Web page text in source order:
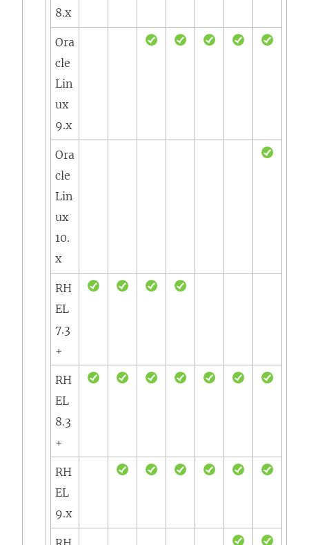
8.x
Ora
cle
Lin
ux
9.x
Ora
cle
Lin
ux
10.
x
RH
EL
7.3
+
RH
EL
8.3
+
RH
EL
9.x